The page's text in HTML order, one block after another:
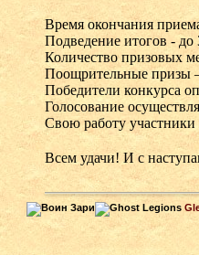
Время окончания
Подведение итогов - до
Количество призовых
Поощрительные призы
Победители конкурса
Голосование
Свою работу участники
Всем удачи! И с